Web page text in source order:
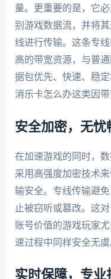
量。更重要的是，它
别游戏数据流，并将
线进行传输。这条专
高的带宽资源，与普
据包优先、快速、稳
消乐卡怎么办这类因
安全加密，无忧
在加速游戏的同时，
采用高强度加密技术
输安全。专线传输避
止被窃听或篡改。这
账号价值的游戏玩家
速过程中同样安全无虞
实时保障，专业